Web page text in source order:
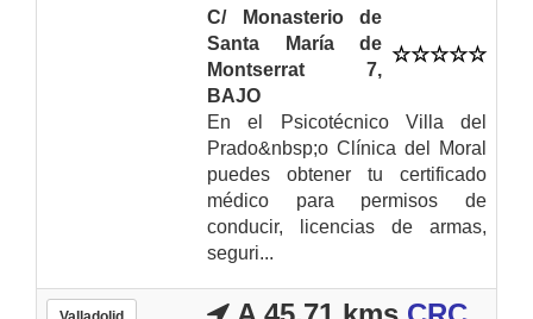
C/ Monasterio de
Santa María de
Montserrat 7,
BAJO
En el Psicotécnico Villa del
Prado&nbsp;o Clínica del Moral
puedes obtener tu certificado
médico para permisos de
conducir, licencias de armas,
seguri...